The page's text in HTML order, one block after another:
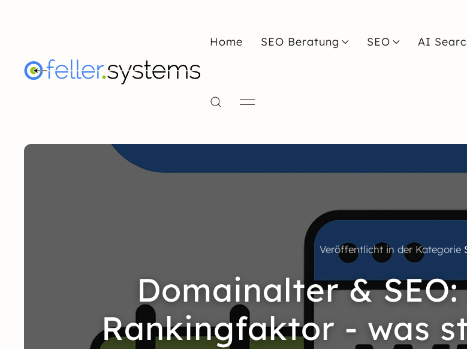
Home SEO Beratung SEO AI
Veröffentlicht in der Kategorie
Domainalter &
Rankingfaktor - was